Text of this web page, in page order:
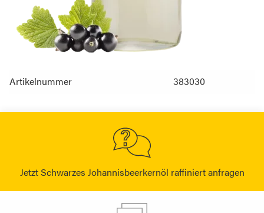
Artikelnummer 383030
Jetzt Schwarzes Johannisbeerkernöl raffiniert anfragen